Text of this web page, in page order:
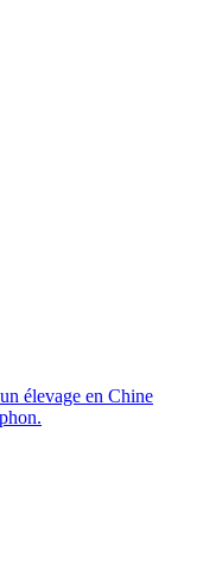
élevage en Chine